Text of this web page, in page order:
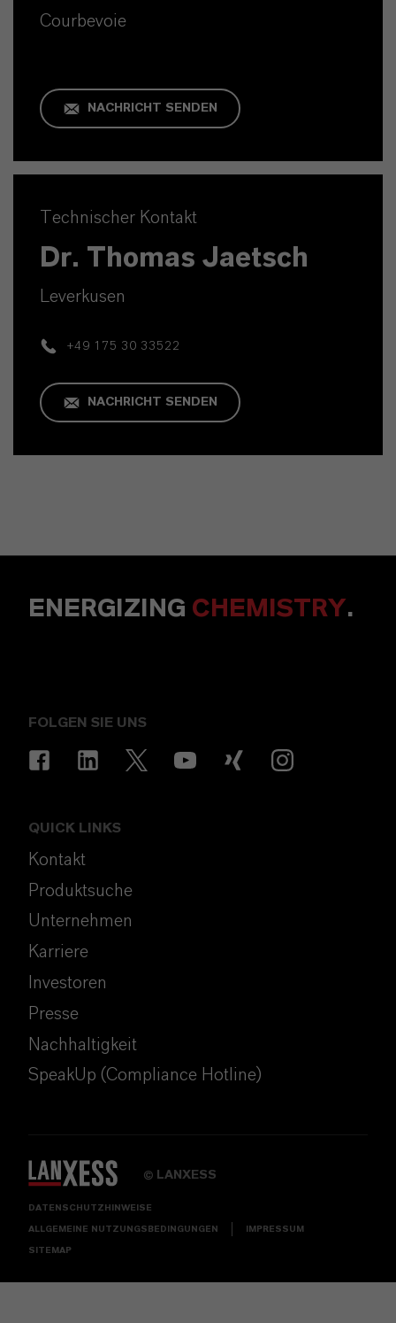
Courbevoie
NACHRICHT SENDEN
Technischer Kontakt
Dr. Thomas Jaetsch
Leverkusen
+49 175 30 33522
NACHRICHT SENDEN
ENERGIZING CHEMISTRY.
FOLGEN SIE UNS
QUICK LINKS
Kontakt
Produktsuche
Unternehmen
Karriere
Investoren
Presse
Nachhaltigkeit
SpeakUp (Compliance Hotline)
© LANXESS
DATENSCHUTZHINWEISE
ALLGEMEINE NUTZUNGSBEDINGUNGEN IMPRESSUM
SITEMAP